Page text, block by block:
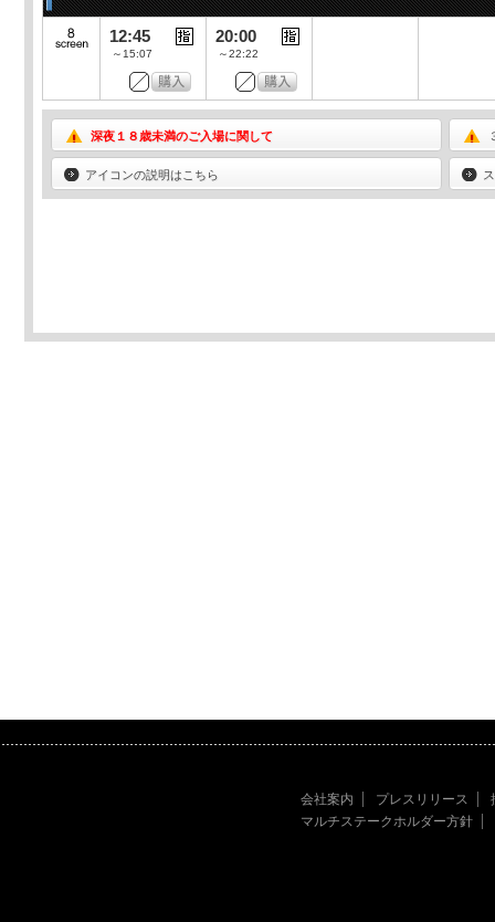
12:45
～15:07
20:00
～22:22
深夜１８歳未満のご入場に関して
アイコンの説明はこちら
会社案内 プレスリリース
マルチステークホルダー方針